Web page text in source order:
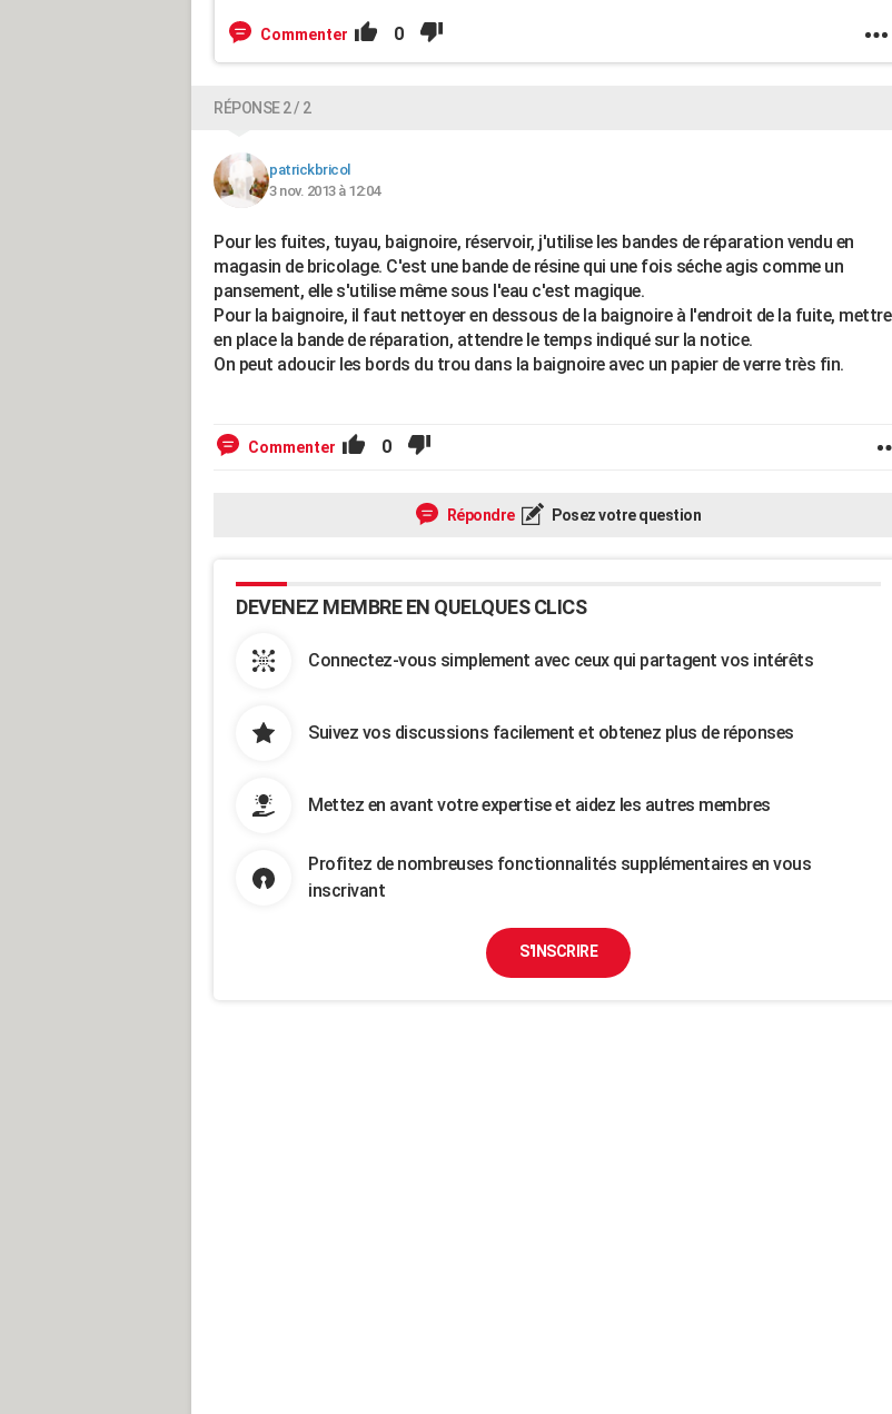
Commenter 0
RÉPONSE 2 / 2
patrickbricol
3 nov. 2013 à 12:04
Pour les fuites, tuyau, baignoire, réservoir, j'utilise les bandes de réparation vendu en
magasin de bricolage. C'est une bande de résine qui une fois séche agis comme un
pansement, elle s'utilise même sous l'eau c'est magique.
Pour la baignoire, il faut nettoyer en dessous de la baignoire à l'endroit de la fuite, mettre
en place la bande de réparation, attendre le temps indiqué sur la notice.
On peut adoucir les bords du trou dans la baignoire avec un papier de verre très fin.
Commenter 0
Répondre Posez votre question
DEVENEZ MEMBRE EN QUELQUES CLICS
Connectez-vous simplement avec ceux qui partagent vos intérêts
Suivez vos discussions facilement et obtenez plus de réponses
Mettez en avant votre expertise et aidez les autres membres
Profitez de nombreuses fonctionnalités supplémentaires en vous
inscrivant
S'INSCRIRE